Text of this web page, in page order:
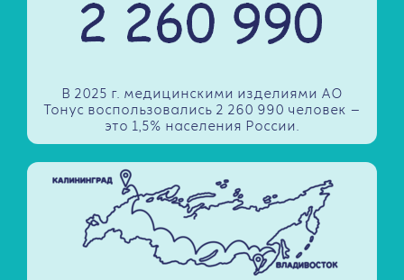
В 2025 г. медицинскими изделиями АО
Тонус воспользовались 2 260 990 человек —
это 1,5% населения России.